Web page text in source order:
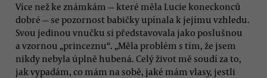
Více než ke známkám — které měla Lucie koneckonců
dobré — se pozornost babičky upínala k jejímu vzhledu.
Svou jedinou vnučku si představovala jako poslušnou
a vzornou „princeznu“. „Měla problém s tím, že jsem
nikdy nebyla úplně hubená. Celý život mě soudí za to,
jak vypadám, co mám na sobě, jaké mám vlasy, jestli